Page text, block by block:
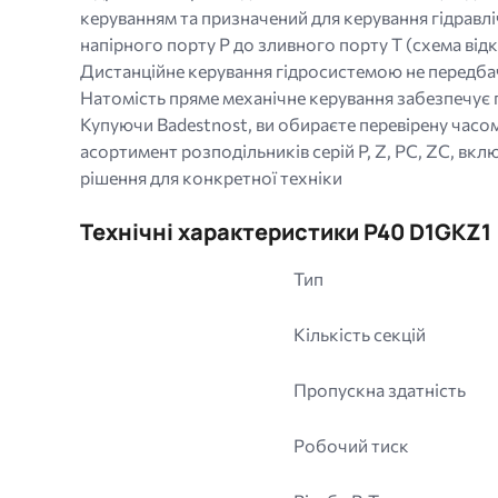
jpeg
png.
керуванням та призначений для керування
напірного порту P до зливного порту T (схема
Дистанційне керування гідросистемою не
Натомість пряме механічне керування
Купуючи Badestnost, ви обираєте перевірену
асортимент розподільників серій P, Z, PC, ZC,
рішення для конкретної техніки
Технічні характеристики P40 D1GKZ1
Тип
Кількість секцій
Пропускна здатність
Робочий тиск